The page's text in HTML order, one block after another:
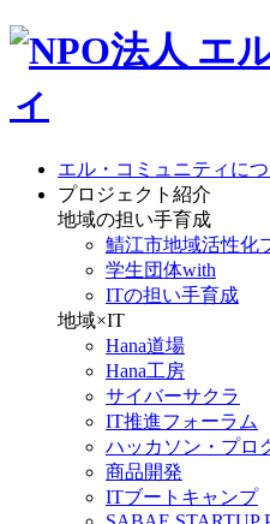
エル・コミュニティに
プロジェクト紹介
地域の担い手育成
鯖江市地域活性化
学生団体with
ITの担い手育成
地域×IT
Hana道場
Hana工房
サイバーサクラ
IT推進フォーラム
ハッカソン・プロ
商品開発
ITブートキャンプ